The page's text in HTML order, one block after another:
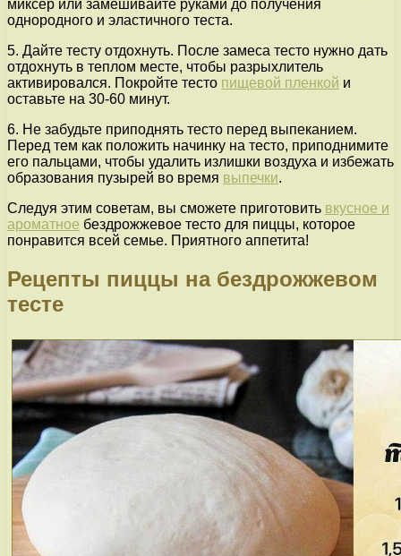
миксер или замешивайте руками до получения
однородного и эластичного теста.
5. Дайте тесту отдохнуть. После замеса тесто нужно дать
отдохнуть в теплом месте, чтобы разрыхлитель
активировался. Покройте тесто пищевой пленкой и
оставьте на 30-60 минут.
6. Не забудьте приподнять тесто перед выпеканием.
Перед тем как положить начинку на тесто, приподнимите
его пальцами, чтобы удалить излишки воздуха и избежать
образования пузырей во время выпечки.
Следуя этим советам, вы сможете приготовить вкусное и
ароматное бездрожжевое тесто для пиццы, которое
понравится всей семье. Приятного аппетита!
Рецепты пиццы на бездрожжевом
тесте